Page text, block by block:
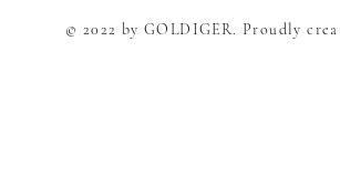
© 2022 by GOLDIGER. Proudly